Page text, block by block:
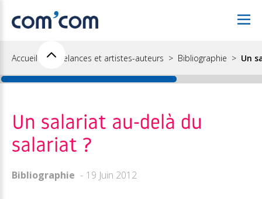
Accueil Freelances et artistes-auteurs Bibliographie Un
Un salariat au-delà du
salariat ?
Bibliographie 19 Juin 2012